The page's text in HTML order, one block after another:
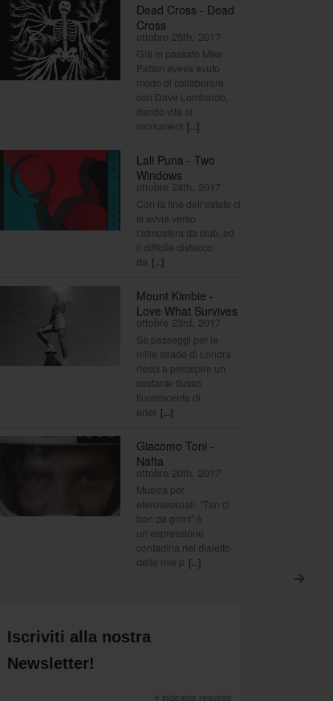
>
Dead Cross - Dead
Cross
ottobre 25th, 2017
Già in passato Mike
Patton aveva avuto
modo di collaborare
con Dave Lombardo,
dando vita ai
monument [...]
Lali Puna - Two
Windows
ottobre 24th, 2017
Con la fine dell’estate ci
si avvia verso
l'atmosfera da club, ed
il difficile distacco
da [...]
Mount Kimbie -
Love What Survives
ottobre 23rd, 2017
Se passeggi per le
mille strade di Londra
riesci a percepire un
costante flusso
fluorescente di
ener [...]
Giacomo Toni -
Nafta
ottobre 20th, 2017
Musica per
eterosessuali. “Tan ci
bon da gnint” è
un’espressione
contadina nel dialetto
delle mie p [...]
Iscriviti alla nostra
Newsletter!
indicates required